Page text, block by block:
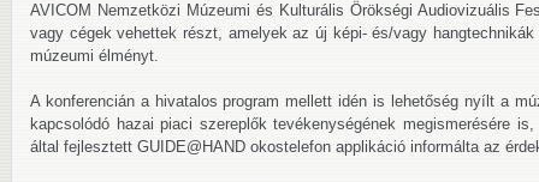
AVICOM Nemzetközi Múzeumi és Kulturális Örökségi Audiovizuális
vagy cégek vehettek részt, amelyek az új képi- és/vagy
múzeumi élményt.
A konferencián a hivatalos program mellett idén is lehetőség nyílt a
kapcsolódó hazai piaci szereplők tevékenységének megismerésére
által fejlesztett GUIDE@HAND okostelefon applikáció informálta az